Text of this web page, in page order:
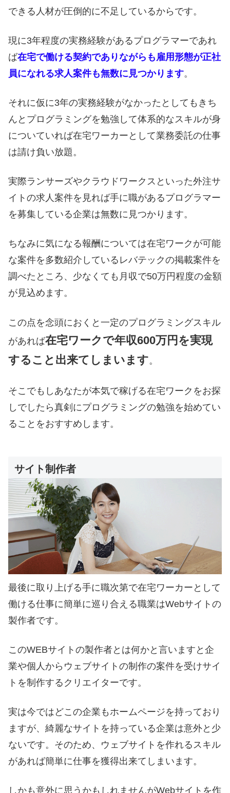
できる人材が圧倒的に不足しているからです。
現に3年程度の実務経験があるプログラマーであれ
ば在宅で働ける契約でありながらも雇用形態が正社
員になれる求人案件も無数に見つかります。
それに仮に3年の実務経験がなかったとしてもきち
んとプログラミングを勉強して体系的なスキルが身
についていれば在宅ワーカーとして業務委託の仕事
は請け負い放題。
実際ランサーズやクラウドワークスといった外注サ
イトの求人案件を見れば手に職があるプログラマー
を募集している企業は無数に見つかります。
ちなみに気になる報酬については在宅ワークが可能
な案件を多数紹介しているレバテックの掲載案件を
調べたところ、少なくても月収で50万円程度の金額
が見込めます。
この点を念頭におくと一定のプログラミングスキル
があれば在宅ワークで年収600万円を実現
すること出来てしまいます。
そこでもしあなたが本気で稼げる在宅ワークをお探
しでしたら真剣にプログラミングの勉強を始めてい
ることをおすすめします。
サイト制作者
最後に取り上げる手に職次第で在宅ワーカーとして
働ける仕事に簡単に巡り合える職業はWebサイトの
製作者です。
このWEBサイトの製作者とは何かと言いますと企
業や個人からウェブサイトの制作の案件を受けサイ
トを制作するクリエイターです。
実は今ではどこの企業もホームページを持っており
ますが、綺麗なサイトを持っている企業は意外と少
ないです。そのため、ウェブサイトを作れるスキル
があれば簡単に仕事を獲得出来てしまいます。
しかも意外に思うかもしれませんがWebサイトを作